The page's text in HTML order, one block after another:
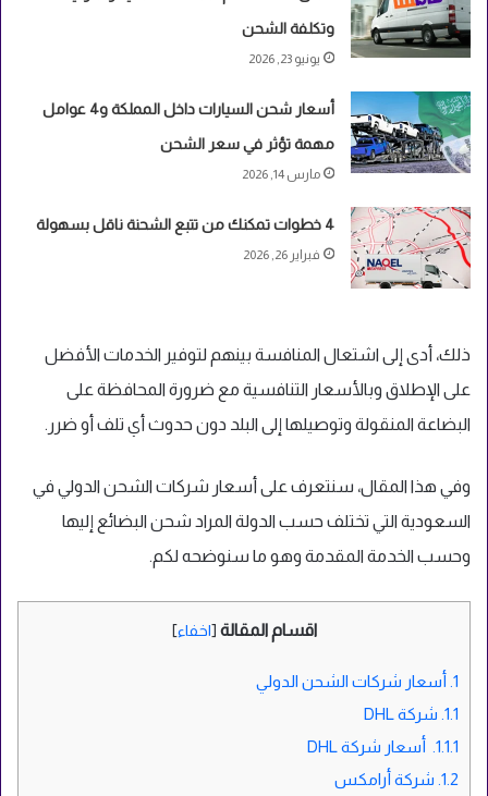
وتكلفة الشحن
يونيو 23, 2026
أسعار شحن السيارات داخل المملكة و4 عوامل
مهمة تؤثر في سعر الشحن
مارس 14, 2026
4 خطوات تمكنك من تتبع الشحنة ناقل بسهولة
فبراير 26, 2026
ذلك، أدى إلى اشتعال المنافسة بينهم لتوفير الخدمات الأفضل
على الإطلاق وبالأسعار التنافسية مع ضرورة المحافظة على
البضاعة المنقولة وتوصيلها إلى البلد دون حدوث أي تلف أو ضرر.
وفي هذا المقال، سنتعرف على أسعار شركات الشحن الدولي في
السعودية التي تختلف حسب الدولة المراد شحن البضائع إليها
وحسب الخدمة المقدمة وهو ما سنوضحه لكم.
اقسام المقالة [اخفاء]
1. أسعار شركات الشحن الدولي
1.1. شركة DHL
1.1.1. أسعار شركة DHL
1.2. شركة أرامكس